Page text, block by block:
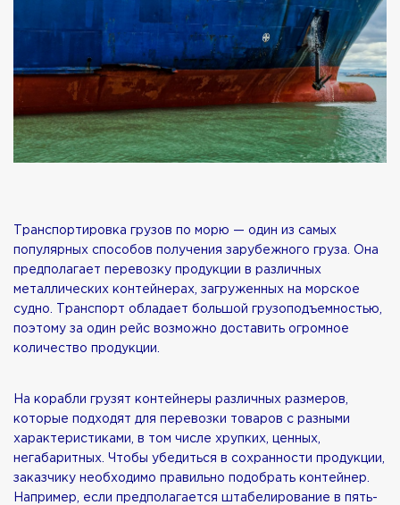
Транспортировка грузов по морю — один из самых
популярных способов получения зарубежного груза. Она
предполагает перевозку продукции в различных
металлических контейнерах, загруженных на морское
судно. Транспорт обладает большой грузоподъемностью,
поэтому за один рейс возможно доставить огромное
количество продукции.
На корабли грузят контейнеры различных размеров,
которые подходят для перевозки товаров с разными
характеристиками, в том числе хрупких, ценных,
негабаритных. Чтобы убедиться в сохранности продукции,
заказчику необходимо правильно подобрать контейнер.
Например, если предполагается штабелирование в пять-